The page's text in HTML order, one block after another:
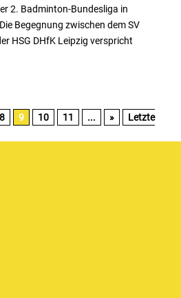
2. Badminton-Bundesliga in
Begegnung zwischen dem SV
HSG DHfK Leipzig verspricht
8 9 10 11 ... »
Letzte